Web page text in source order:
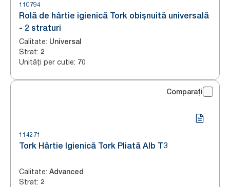
110794
Rolă de hârtie igienică Tork obișnuită universală
- 2 straturi
Calitate: Universal
Strat: 2
Unități per cutie: 70
Comparați
114271
Tork Hârtie Igienică Tork Pliată Alb T3
Calitate: Advanced
Strat: 2